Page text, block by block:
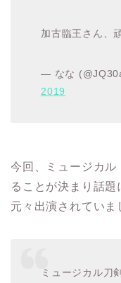
加古臨王さん、
— なな
2019
今回、ミュージカル
ることが決まり話
元々出演されていま
ミュージカル刀